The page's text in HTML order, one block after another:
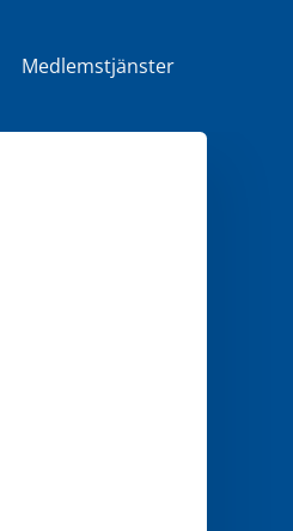
Medlemstjänster